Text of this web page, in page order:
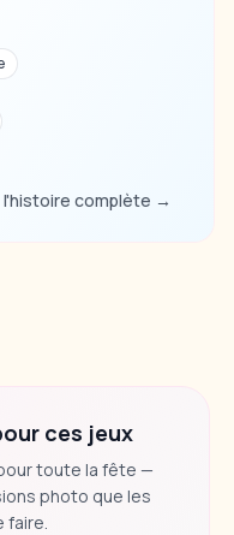
l'histoire complète →
ces jeux
toute la fête —
photo que les
faire.